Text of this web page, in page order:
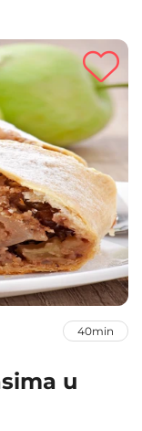
40min
u